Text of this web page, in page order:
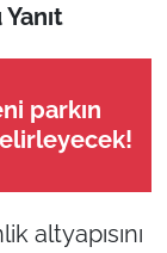
parkın
altyapısını